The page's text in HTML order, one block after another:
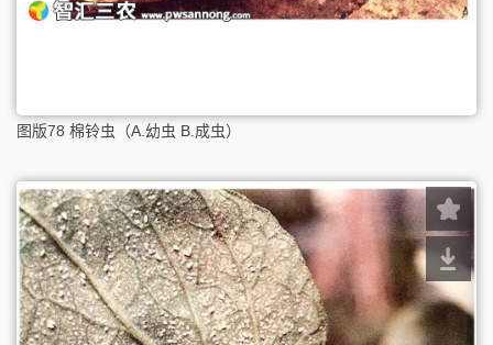
图版78 棉铃虫（A.幼虫 B.成虫）